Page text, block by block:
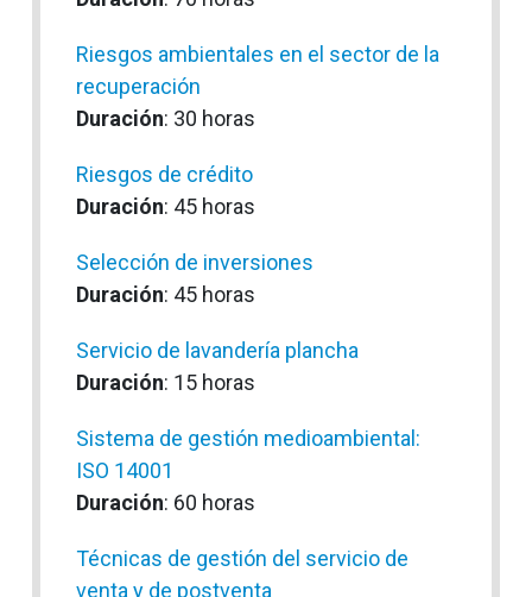
Riesgos ambientales en el sector de la
recuperación
Duración: 30 horas
Riesgos de crédito
Duración: 45 horas
Selección de inversiones
Duración: 45 horas
Servicio de lavandería plancha
Duración: 15 horas
Sistema de gestión medioambiental:
ISO 14001
Duración: 60 horas
Técnicas de gestión del servicio de
venta y de postventa